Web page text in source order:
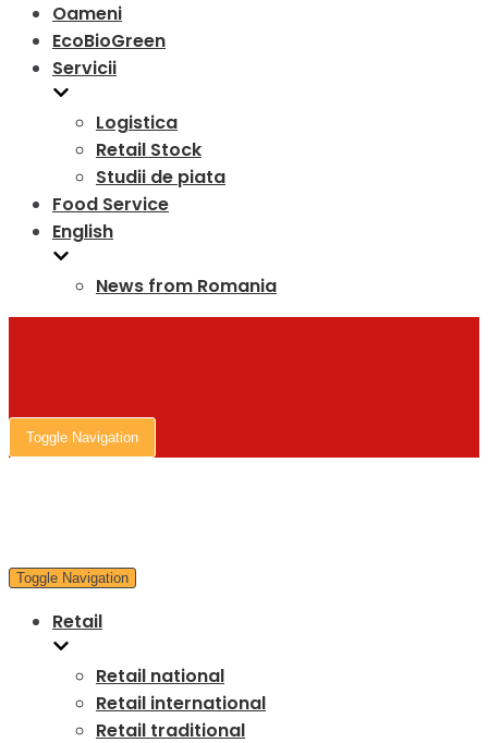
Oameni
EcoBioGreen
Servicii
Logistica
Retail Stock
Studii de piata
Food Service
English
News from Romania
Toggle Navigation
Toggle Navigation
Retail
Retail national
Retail international
Retail traditional